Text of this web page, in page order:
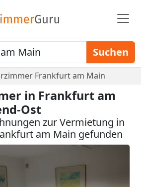
Suchen
Frankfurt am Main
in Frankfurt am
Ost
zur Vermietung in
am Main gefunden